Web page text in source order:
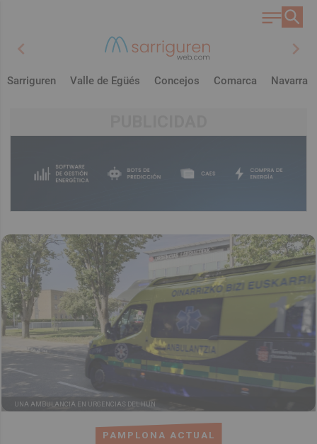
chevron_left chevron_right
Sarriguren Valle de Egüés Concejos Comarca Navarra
PAMPLONA ACTUAL
UNA AMBULANCIA EN URGENCIAS DEL HUN